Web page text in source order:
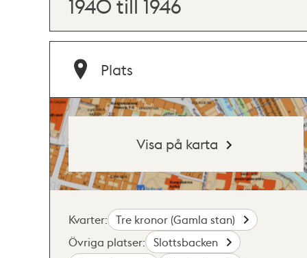
1940 till 1946
Plats
Visa på karta
Kvarter:
Tre kronor (Gamla stan)
Övriga platser:
Slottsbacken